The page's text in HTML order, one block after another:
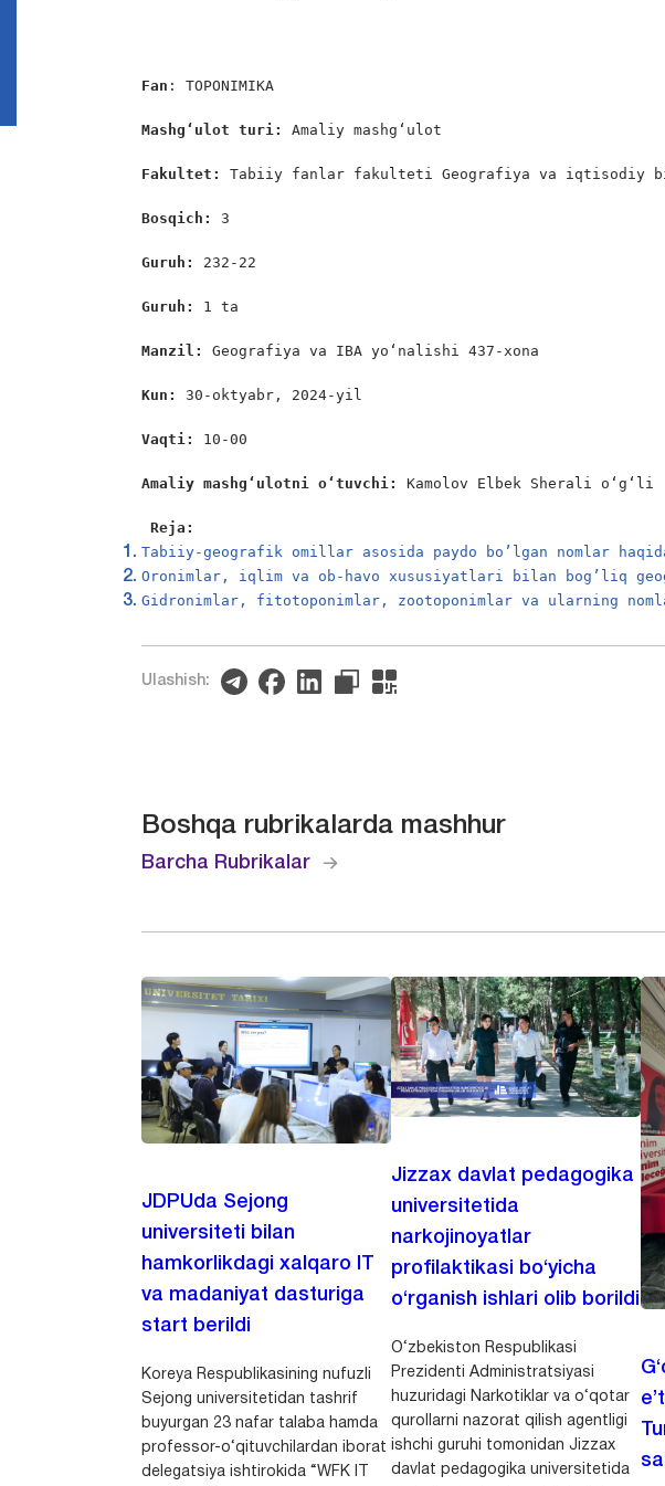
Fan : TOPONIMIKA
Mashg‘ulot turi: Amaliy mashg‘ulot
Fakultet: Tabiiy fanlar fakulteti Geografiya va iqtisodiy
Bosqich: 3
Guruh: 232-22
Guruh: 1 ta
Manzil: Geografiya va IBA yo‘nalishi 437-xona
Kun: 30-oktyabr, 2024-yil
Vaqti: 10-00
Amaliy mashgʻulotni oʻtuvchi: Kamolov Elbek Sherali o‘g‘li
Reja:
Tabiiy-geografik omillar asosida paydo bo’lgan nomlar
Oronimlar, iqlim va ob-havo xususiyatlari bilan bog’liq
Gidronimlar, fitotoponimlar, zootoponimlar va ularning
Ulashish:
Boshqa rubrikalarda mashhur
Barcha Rubrikalar
JDPUda Sejong
universiteti bilan
hamkorlikdagi xalqaro IT
va madaniyat dasturiga
start berildi
Koreya Respublikasining nufuzli
Sejong universitetidan tashrif
buyurgan 23 nafar talaba hamda
professor-o‘qituvchilardan iborat
delegatsiya ishtirokida “WFK IT
Jizzax davlat pedagogika
universitetida
narkojinoyatlar
profilaktikasi bo‘yicha
o‘rganish ishlari olib borildi
O‘zbekiston Respublikasi
Prezidenti Administratsiyasi
huzuridagi Narkotiklar va o‘qotar
qurollarni nazorat qilish agentligi
ishchi guruhi tomonidan Jizzax
davlat pedagogika universitetida